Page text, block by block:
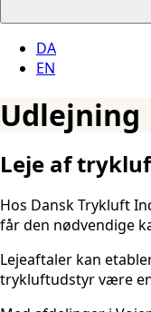
DA
EN
Udlejning
Leje af
Hos Dansk Trykluft
får den nødvendige
Lejeaftaler kan
trykluftudstyr være